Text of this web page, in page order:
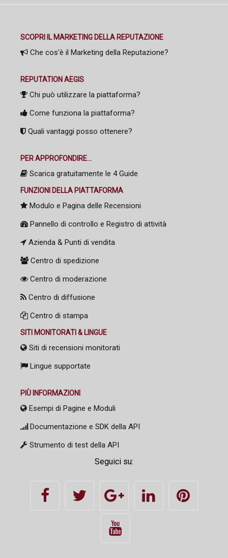
SCOPRI IL MARKETING DELLA REPUTAZIONE
Che cos'è il Marketing della Reputazione?
REPUTATION AEGIS
Chi può utilizzare la piattaforma?
Come funziona la piattaforma?
Quali vantaggi posso ottenere?
PER APPROFONDIRE...
Scarica gratuitamente le 4 Guide
FUNZIONI DELLA PIATTAFORMA
Modulo e Pagina delle Recensioni
Pannello di controllo e Registro di attività
Azienda & Punti di vendita
Centro di spedizione
Centro di moderazione
Centro di diffusione
Centro di stampa
SITI MONITORATI & LINGUE
Siti di recensioni monitorati
Lingue supportate
PIÙ INFORMAZIONI
Esempi di Pagine e Moduli
Documentazione e SDK della API
Strumento di test della API
Seguici su: